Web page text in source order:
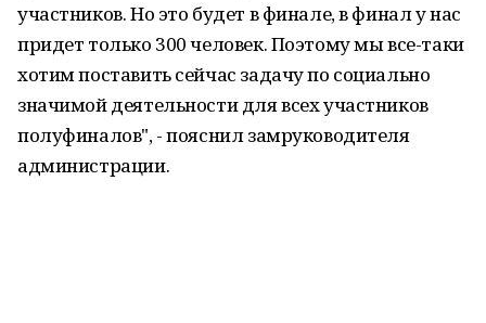
участников. Но это будет в финале, в финал у нас
придет только 300 человек. Поэтому мы все-таки
хотим поставить сейчас задачу по социально
значимой деятельности для всех участников
полуфиналов", - пояснил замруководителя
администрации.